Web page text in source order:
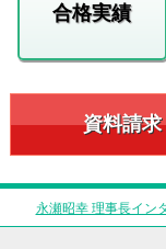
合格実績
資料請求
永瀬昭幸 理事長イン